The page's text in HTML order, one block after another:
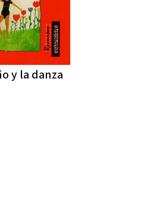
y la danza